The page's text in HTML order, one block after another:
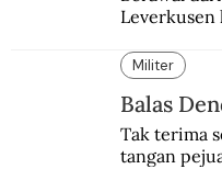
Leverkusen
“Neverkusen”.
Militer
Balas
Tak terima
tangan